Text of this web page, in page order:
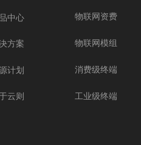
中心
方案
计划
云则
物联网资费
物联网模组
消费级终端
工业级终端